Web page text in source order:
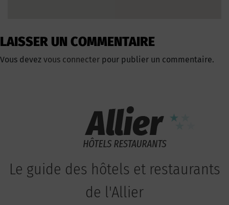
LAISSER UN COMMENTAIRE
Vous devez vous connecter pour publier un commentaire.
Le guide des hôtels et restaurants
de l'Allier